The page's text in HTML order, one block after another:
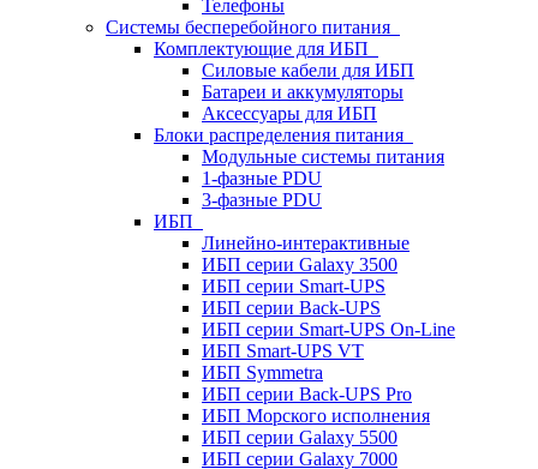
Телефоны
Системы бесперебойного питания
Комплектующие для ИБП
Силовые кабели для ИБП
Батареи и аккумуляторы
Аксессуары для ИБП
Блоки распределения питания
Модульные системы питания
1-фазные PDU
3-фазные PDU
ИБП
Линейно-интерактивные
ИБП серии Galaxy 3500
ИБП серии Smart-UPS
ИБП серии Back-UPS
ИБП серии Smart-UPS On-Line
ИБП Smart-UPS VT
ИБП Symmetra
ИБП серии Back-UPS Pro
ИБП Морского исполнения
ИБП серии Galaxy 5500
ИБП серии Galaxy 7000